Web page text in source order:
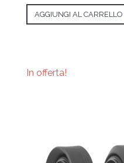
prezzo
AGGIUNGI AL CARRELLO
In offerta!